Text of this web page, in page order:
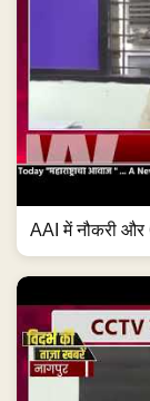
AAI में नौकरी और